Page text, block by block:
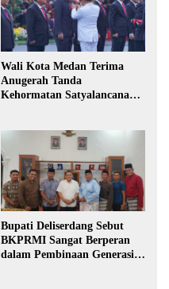
Wali Kota Medan Terima
Anugerah Tanda
Kehormatan Satyalancana
Bupati Deliserdang Sebut
BKPRMI Sangat Berperan
dalam Pembinaan Generasi